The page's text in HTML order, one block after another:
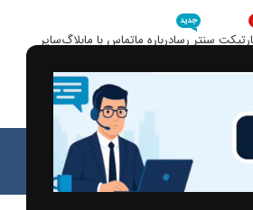
تیکت سنتر رسا
جدید
درباره ماتماس با مابلاگسایر
بلاگ
مقالات